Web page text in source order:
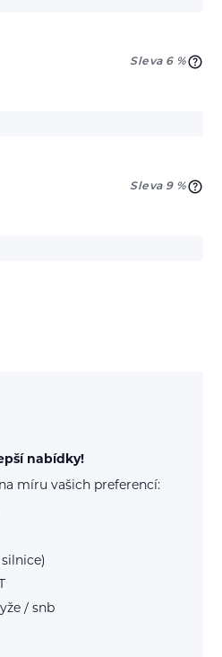
Sleva 6 %
Sleva 9 %
nabídky!
míru vašich preferencí:
/ snb